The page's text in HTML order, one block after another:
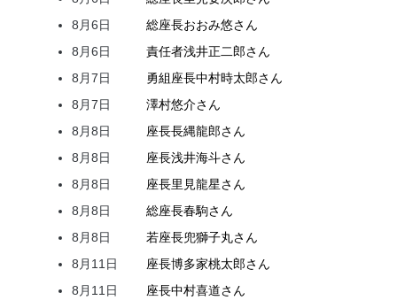
8月6日
総座長おおみ悠さん
8月6日
責任者浅井正二郎さん
8月7日
勇組座長中村時太郎さん
8月7日
澤村悠介さん
8月8日
座長長縄龍郎さん
8月8日
座長浅井海斗さん
8月8日
座長里見龍星さん
8月8日
総座長春駒さん
8月8日
若座長兜獅子丸さん
8月11日
座長博多家桃太郎さん
8月11日
座長中村喜道さん